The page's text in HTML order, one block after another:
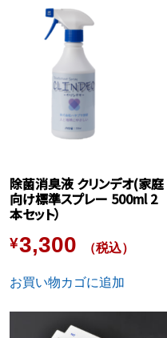
除菌消臭液 クリンデオ(家庭
向け標準スプレー 500ml 2
本セット）
¥3,300 （税込）
お買い物カゴに追加